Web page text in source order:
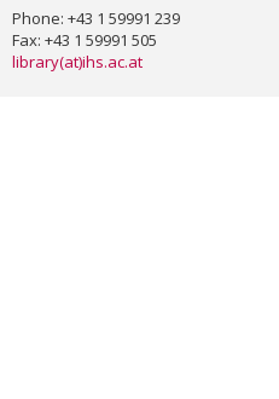
Phone: +43 1 59991 239
Fax: +43 1 59991 505
library(at)ihs.ac.at